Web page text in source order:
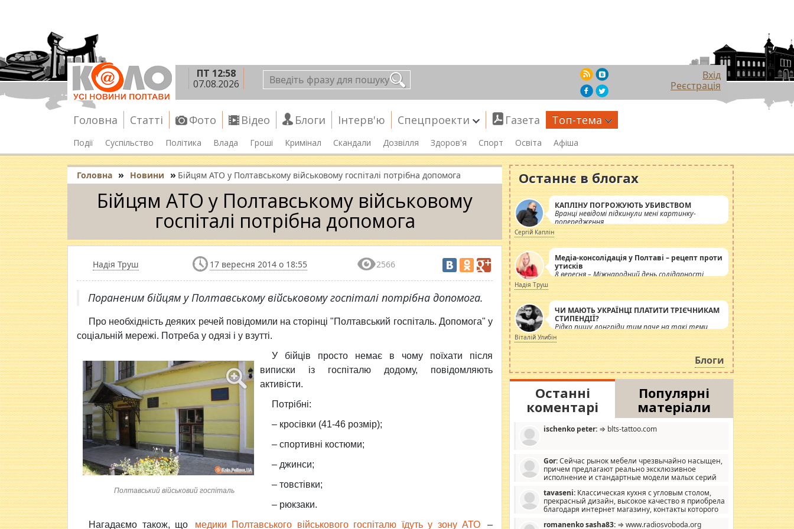
ПТ 12:58
07.08.2026
Вхід
Реєстрація
Головна Статті Фото Відео Блоги Інтерв'ю Спецпроекти Газета Топ-тема
Події Суспільство Політика Влада Гроші Кримінал Скандали Дозвілля Здоров'я Спорт Освіта Афіша
Головна » Новини » Бійцям АТО у Полтавському військовому госпіталі потрібна допомога
Бійцям АТО у Полтавському військовому
госпіталі потрібна допомога
Надія Труш 17 вересня 2014 о 18:55 2566
Пораненим бійцям у Полтавському військовому госпіталі потрібна допомога.
Про необхідність деяких речей повідомили на сторінці "Полтавський госпіталь. Допомога" у
соціальній мережі. Потреба у одязі і у взутті.
Полтавський військовий госпіталь
У бійців просто немає в чому поїхати після
виписки із госпіталю додому, повідомляють
активісти.
Потрібні:
– кросівки (41-46 розмір);
– спортивні костюми;
– джинси;
– товстівки;
– рюкзаки.
Нагадаємо також, що
медики Полтавського військового госпіталю їдуть у зону АТО
–
Останнє в блогах
КАПЛІНУ ПОГРОЖУЮТЬ УБИВСТВОМ
Вранці невідомі підкинули мені картинку-
попередження
Сергій Каплін
Медіа-консолідація у Полтаві – рецепт проти
утисків
8 вересня – Міжнародний день солідарності
журналістів.
Надія Труш
ЧИ МАЮТЬ УКРАЇНЦІ ПЛАТИТИ ТРІЄЧНИКАМ
СТИПЕНДІЇ?
Рідко пишу лонгріди тим паче на такі теми,
але вже просто дістало! Обурюють сьогоднішні
інсенуації навколо стипендіального питання.
Штучно роздувається ще одна соціальна
катастрофа.
Віталій Улибін
Блоги
Останні
коментарі
Популярні
матеріали
ischenko peter: ⇒ blts-tattoo.com
Gor:Сейчас рынок мебели чрезвычайно насыщен,
причем предлагают реально эксклюзивное
исполнение и стандартные модели малых серий
дизайну, мало походит на стандартные формы, в MebelOk,
креативненько и что главное - со вкусом все в порядке,
без ненужных наворотов удорожающих мебель, а это не
tavaseni: Классическая кухня с угловым столом,
прекрасный дизайн, высокое качество я приобрела
благодаря интернет магазину, контакты которого
romanenko sasha83: ⇒ www.radiosvoboda.org